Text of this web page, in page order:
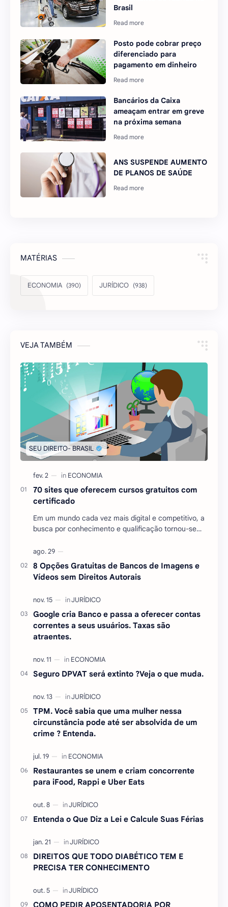
Brasil
Posto pode cobrar preço
diferenciado para
pagamento em dinheiro
Bancários da Caixa
ameaçam entrar em greve
na próxima semana
ANS SUSPENDE AUMENTO
DE PLANOS DE SAÚDE
MATÉRIAS
ECONOMIA JURÍDICO
VEJA TAMBÉM
70 sites que oferecem cursos gratuitos com
certificado
Em um mundo cada vez mais digital e competitivo, a
busca por conhecimento e qualificação tornou-se
…
8 Opções Gratuitas de Bancos de Imagens e
Vídeos sem Direitos Autorais
Google cria Banco e passa a oferecer contas
correntes a seus usuários. Taxas são
atraentes.
Seguro DPVAT será extinto ?Veja o que muda.
TPM. Você sabia que uma mulher nessa
circunstância pode até ser absolvida de um
crime ? Entenda.
Restaurantes se unem e criam concorrente
para iFood, Rappi e Uber Eats
Entenda o Que Diz a Lei e Calcule Suas Férias
DIREITOS QUE TODO DIABÉTICO TEM E
PRECISA TER CONHECIMENTO
COMO PEDIR APOSENTADORIA POR